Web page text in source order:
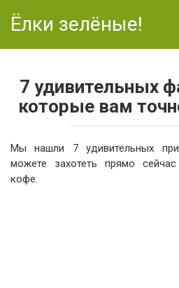
Ёлки зелёные!
7 удивительных
которые вам
Мы нашли 7 удивительных
можете захотеть прямо
кофе.